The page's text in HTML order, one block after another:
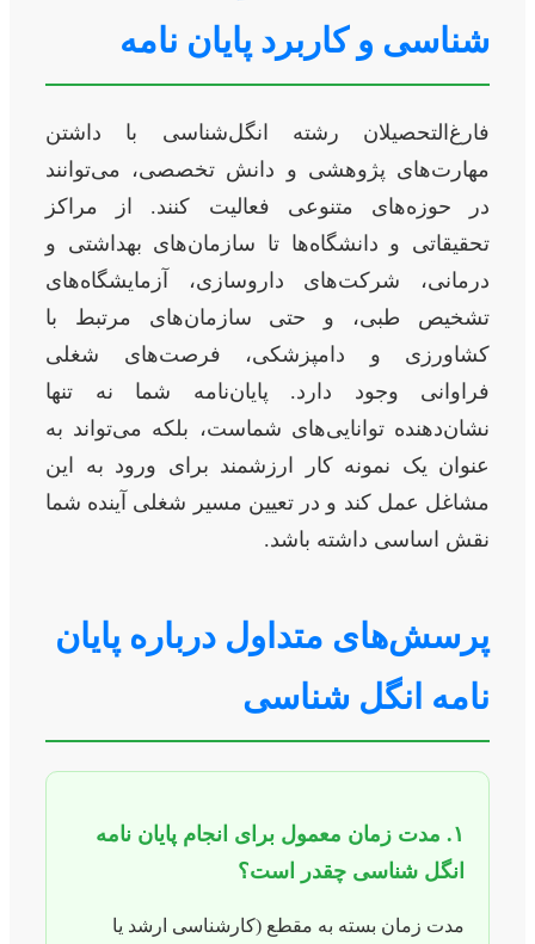
شناسی و کاربرد پایان نامه
فارغ‌التحصیلان رشته انگل‌شناسی با داشتن
مهارت‌های پژوهشی و دانش تخصصی، می‌توانند
در حوزه‌های متنوعی فعالیت کنند. از مراکز
تحقیقاتی و دانشگاه‌ها تا سازمان‌های بهداشتی و
درمانی، شرکت‌های داروسازی، آزمایشگاه‌های
تشخیص طبی، و حتی سازمان‌های مرتبط با
کشاورزی و دامپزشکی، فرصت‌های شغلی
فراوانی وجود دارد. پایان‌نامه شما نه تنها
نشان‌دهنده توانایی‌های شماست، بلکه می‌تواند به
عنوان یک نمونه کار ارزشمند برای ورود به این
مشاغل عمل کند و در تعیین مسیر شغلی آینده شما
نقش اساسی داشته باشد.
پرسش‌های متداول درباره پایان
نامه انگل شناسی
۱. مدت زمان معمول برای انجام پایان نامه
انگل شناسی چقدر است؟
مدت زمان بسته به مقطع (کارشناسی ارشد یا